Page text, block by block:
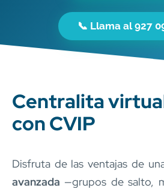
📞 Llama al 927
Centralita
con CVIP
Disfruta de las ventajas de
avanzada —grupos de salto,